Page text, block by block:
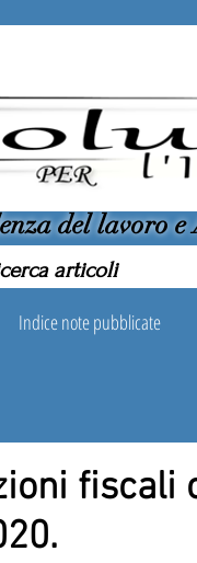
del lavoro
Indice note pubblicate
fiscali